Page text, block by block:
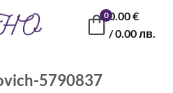
00.00€
/ 0.00 лв.
5790837